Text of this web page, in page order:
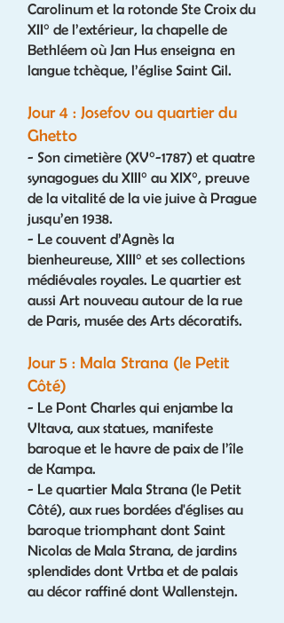
Carolinum et la rotonde Ste Croix du
XII° de l’extérieur, la chapelle de
Bethléem où Jan Hus enseigna en
langue tchèque, l’église Saint Gil.
Jour 4 : Josefov ou quartier du
Ghetto
- Son cimetière (XV°-1787) et quatre
synagogues du XIII° au XIX°, preuve
de la vitalité de la vie juive à Prague
jusqu’en 1938.
- Le couvent d’Agnès la
bienheureuse, XIII° et ses collections
médiévales royales. Le quartier est
aussi Art nouveau autour de la rue
de Paris, musée des Arts décoratifs.
Jour 5 : Mala Strana (le Petit
Côté)
- Le Pont Charles qui enjambe la
Vltava, aux statues, manifeste
baroque et le havre de paix de l’île
de Kampa.
- Le quartier Mala Strana (le Petit
Côté), aux rues bordées d'églises au
baroque triomphant dont Saint
Nicolas de Mala Strana, de jardins
splendides dont Vrtba et de palais
au décor raffiné dont Wallenstejn.